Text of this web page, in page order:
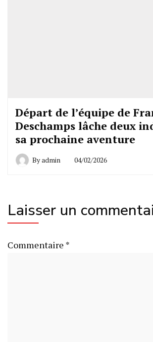
Départ de l’équipe de
Deschamps lâche deux
sa prochaine aventure
Byadmin 04/02/2026
Laisser un
Commentaire *